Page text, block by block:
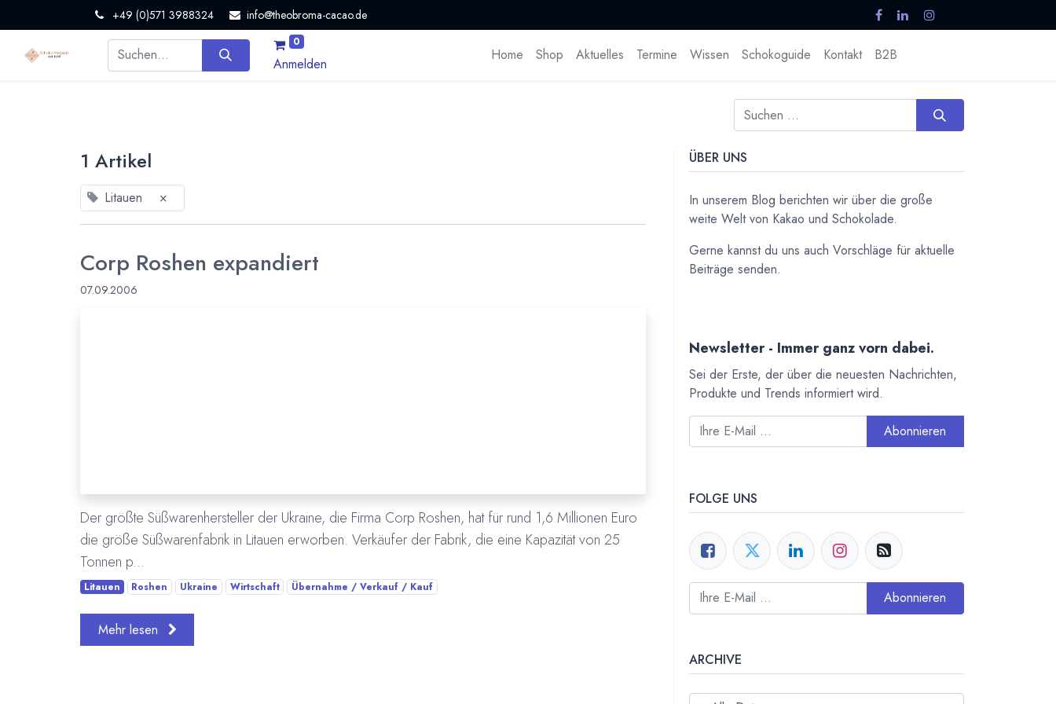
+49 (0)571 3988324 info@theobroma-cacao.de
0
Anmelden
Home Shop Aktuelles Termine Wissen Schokoguide Kontakt B2B
1 Artikel
Litauen ×
Corp Roshen expandiert
07.09.2006
Der größte Süßwarenhersteller der Ukraine, die Firma Corp Roshen, hat für rund 1,6 Millionen Euro
die größe Süßwarenfabrik in Litauen erworben. Verkäufer der Fabrik, die eine Kapazität von 25
Tonnen p...
Litauen Roshen Ukraine Wirtschaft Übernahme / Verkauf / Kauf
Mehr lesen
ÜBER UNS
In unserem Blog berichten wir über die große
weite Welt von Kakao und Schokolade.
Gerne kannst du uns auch Vorschläge für aktuelle
Beiträge senden.
Newsletter - Immer ganz vorn dabei.
Sei der Erste, der über die neuesten Nachrichten,
Produkte und Trends informiert wird.
Abonnieren
FOLGE UNS
Abonnieren
ARCHIVE